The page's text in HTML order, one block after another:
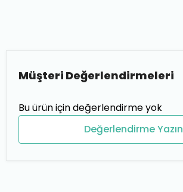
Müşteri Değerlendirmeleri
Bu ürün için değerlendirme yok
Değerlendirme Yazın